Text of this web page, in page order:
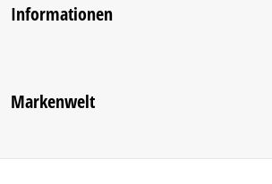
Informationen
Markenwelt